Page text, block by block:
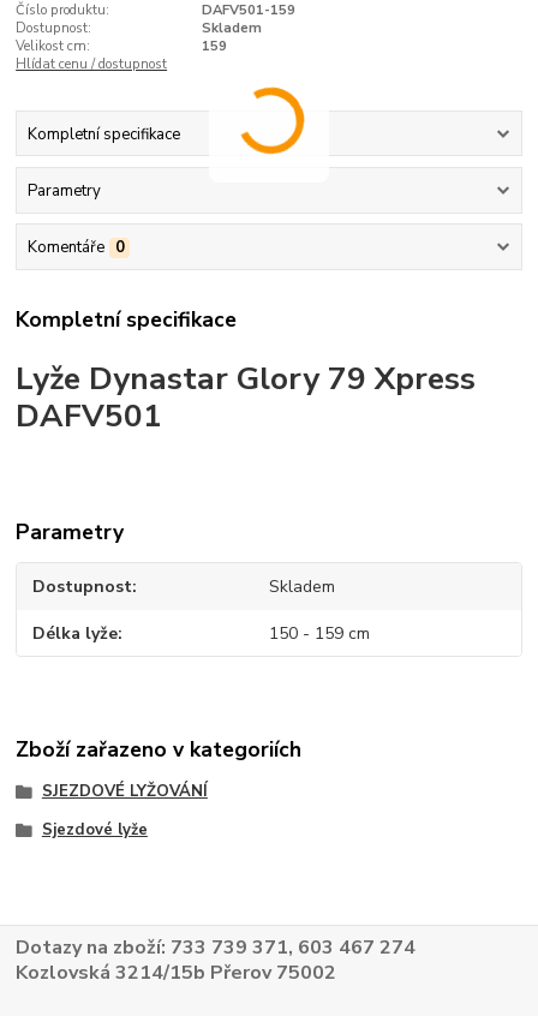
Číslo produktu:
DAFV501-159
Dostupnost:
Skladem
Velikost cm:
159
Hlídat cenu / dostupnost
Kompletní specifikace
Parametry
Komentáře 0
Kompletní specifikace
Lyže Dynastar Glory 79 Xpress
DAFV501
Parametry
Dostupnost Skladem
Délka lyže 150 - 159 cm
Zboží zařazeno v kategoriích
SJEZDOVÉ LYŽOVÁNÍ
Sjezdové lyže
Dotazy na zboží: 733 739 371, 603 467 274
Kozlovská 3214/15b Přerov 75002